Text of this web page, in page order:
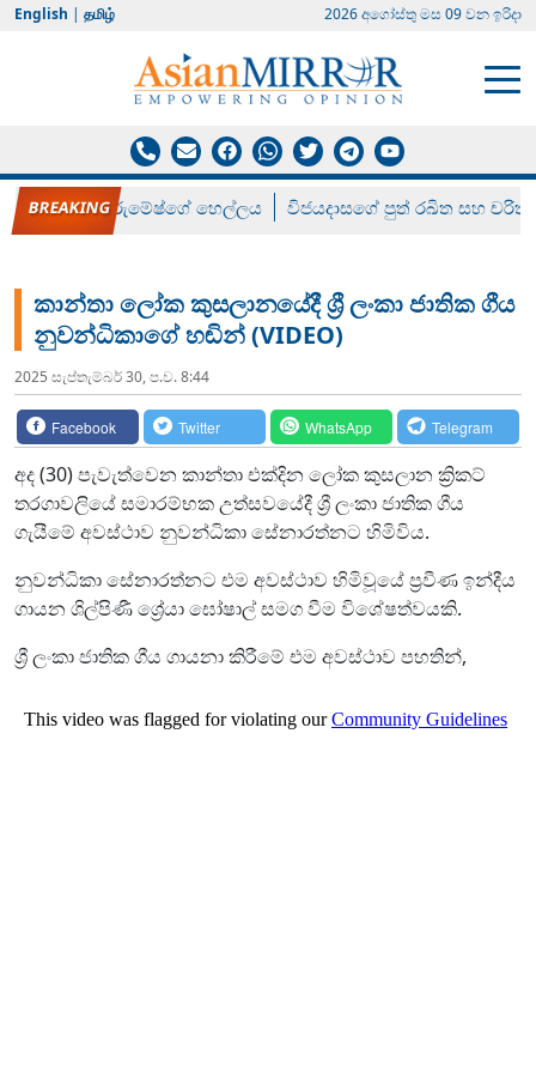
English | தமிழ் 2026 අගෝස්‍තු මස 09 වන ඉරිදා
රන් ගෙනා රුමේෂ්ගේ හෙල්ලය විජයදාසගේ පුත් රඛිත සහ චරිත්
කාන්තා ලෝක කුසලානයේදී ශ්‍රී ලංකා ජාතික ගීය
නුවන්ධිකාගේ හඬින් (VIDEO)
2025 සැප්‍තැම්‍බර් 30, ප.ව. 8:44
Facebook Twitter WhatsApp Telegram
අද (30) පැවැත්වෙන කාන්තා එක්දින ලෝක කුසලාන ක්‍රිකට්
තරගාවලියේ සමාරම්භක උත්සවයේදී ශ්‍රී ලංකා ජාතික ගීය
ගැයීමේ අවස්ථාව නුවන්ධිකා සේනාරත්නට හිමිවිය.
නුවන්ධිකා සේනාරත්නට එම අවස්ථාව හිමිවූයේ ප්‍රවීණ ඉන්දීය
ගායන ශිල්පිණී ශ්‍රේයා ඝෝෂාල් සමග වීම විශේෂත්වයකි.
ශ්‍රී ලංකා ජාතික ගීය ගායනා කිරීමේ එම අවස්ථාව පහතින්,